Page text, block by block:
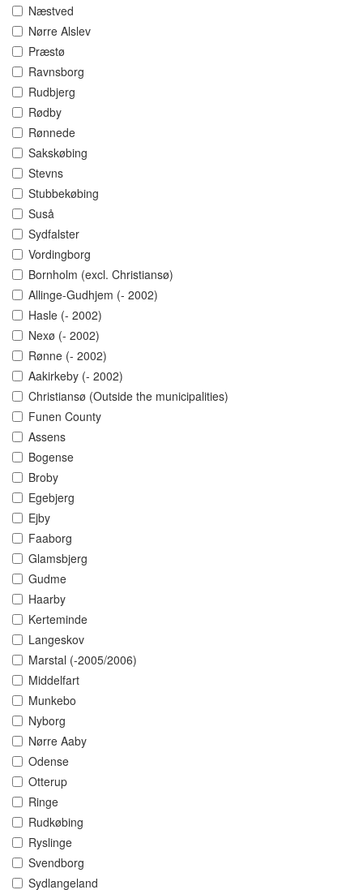
Næstved
Nørre Alslev
Præstø
Ravnsborg
Rudbjerg
Rødby
Rønnede
Sakskøbing
Stevns
Stubbekøbing
Suså
Sydfalster
Vordingborg
Bornholm (excl. Christiansø)
Allinge-Gudhjem (- 2002)
Hasle (- 2002)
Nexø (- 2002)
Rønne (- 2002)
Aakirkeby (- 2002)
Christiansø (Outside the municipalities)
Funen County
Assens
Bogense
Broby
Egebjerg
Ejby
Faaborg
Glamsbjerg
Gudme
Haarby
Kerteminde
Langeskov
Marstal (-2005/2006)
Middelfart
Munkebo
Nyborg
Nørre Aaby
Odense
Otterup
Ringe
Rudkøbing
Ryslinge
Svendborg
Sydlangeland